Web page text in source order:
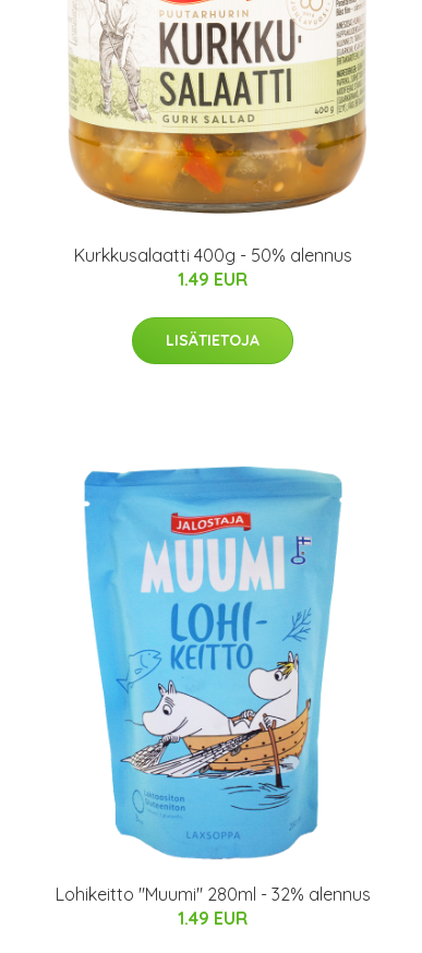
Kurkkusalaatti 400g - 50% alennus
1.49 EUR
LISÄTIETOJA
Lohikeitto "Muumi" 280ml - 32% alennus
1.49 EUR